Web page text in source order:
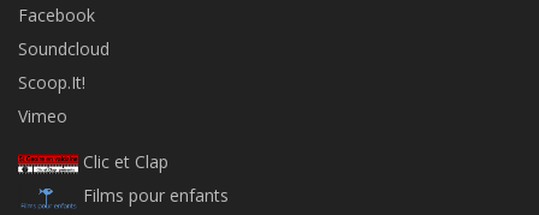
Facebook
Soundcloud
Scoop.It!
Vimeo
Clic et Clap
Films pour enfants